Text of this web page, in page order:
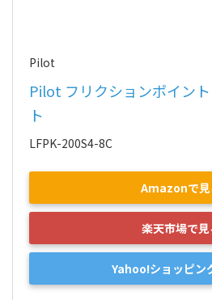
Pilot
Pilot フリクションポイン
ト
LFPK-200S4-8C
Amazonで見
楽天市場で見
Yahoo!ショッピン